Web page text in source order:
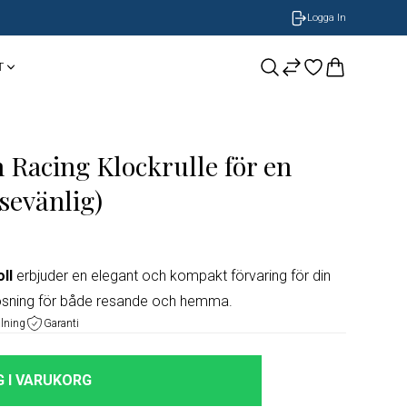
Logga In
GUESS
ORIS
NOBEL by BILLGREN
Racing Klockrulle för en
erbjuder en elegant och kompakt förvaring för din
för både resande och hemma.
Garanti
I VARUKORG